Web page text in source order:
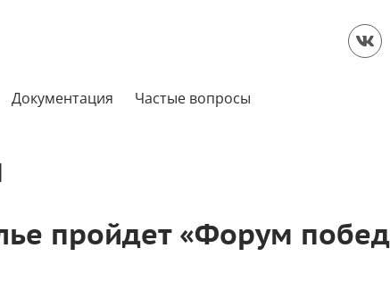
Документация Частые вопросы
пройдет «Форум